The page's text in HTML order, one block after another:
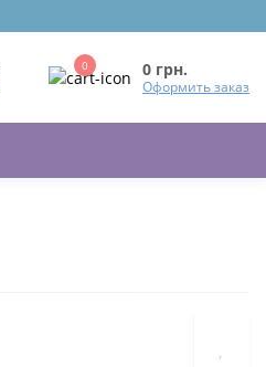
0 0 грн.
Оформить заказ